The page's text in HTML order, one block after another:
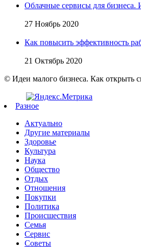
Облачные сервисы для бизнеса.
27 Ноябрь 2020
Как повысить эффективность
21 Октябрь 2020
© Идеи малого бизнеса. Как открыть
Разное
Актуально
Другие материалы
Здоровье
Культура
Наука
Общество
Отдых
Отношения
Покупки
Политика
Происшествия
Семья
Сервис
Советы